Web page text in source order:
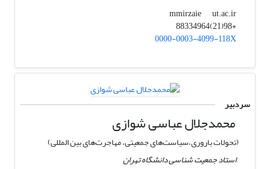
mmirzaie
ut.ac.ir
+98(21)88334964
0000-0003-4099-118X
سردبیر
محمدجلال عباسی شوازی
(تحولات باروری،سیاست‌های جمعیتی، مهاجرت‌های بین المللی)
استاد جمعیت شناسی دانشگاه تهران